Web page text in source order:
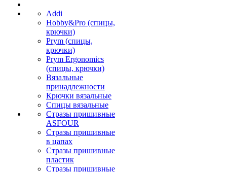
Addi
Hobby&Pro (спицы,
крючки)
Prym (спицы,
крючки)
Prym Ergonomics
(спицы, крючки)
Вязальные
принадлежности
Крючки вязальные
Спицы вязальные
Стразы пришивные
ASFOUR
Стразы пришивные
в цапах
Стразы пришивные
пластик
Стразы пришивные